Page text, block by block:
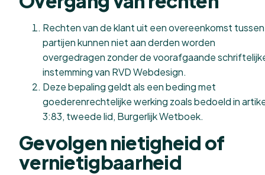
Rechten van de klant uit een overeenkomst tussen
partijen kunnen niet aan derden worden
overgedragen zonder de voorafgaande
instemming van RVD Webdesign.
Deze bepaling geldt als een beding met
goederenrechtelijke werking zoals bedoeld in
3:83, tweede lid, Burgerlijk Wetboek.
Gevolgen nietigheid of
vernietigbaarheid